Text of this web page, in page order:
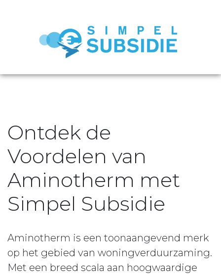
Ontdek de
Voordelen van
Aminotherm met
Simpel Subsidie
Aminotherm is een toonaangevend merk
op het gebied van woningverduurzaming.
Met een breed scala aan hoogwaardige